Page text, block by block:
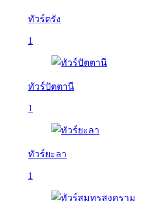
ทัวร์ตรัง
1
ทัวร์ปัตตานี
1
ทัวร์ยะลา
1